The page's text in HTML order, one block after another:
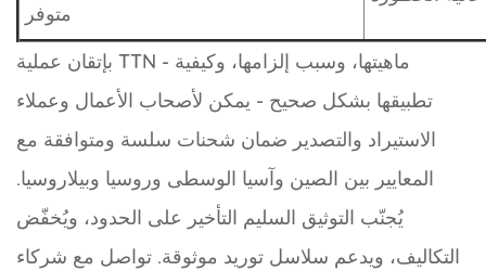
متوفر
بإتقان عملية TTN - ماهيتها، وسبب إلزامها، وكيفية
تطبيقها بشكل صحيح - يمكن لأصحاب الأعمال وعملاء
الاستيراد والتصدير ضمان شحنات سلسة ومتوافقة مع
المعايير بين الصين وآسيا الوسطى وروسيا وبيلاروسيا.
يُجنّب التوثيق السليم التأخير على الحدود، ويُخفّض
التكاليف، ويدعم سلاسل توريد موثوقة. تواصل مع شركاء